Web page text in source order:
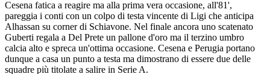
Cesena fatica a reagire ma alla prima vera occasione, all'81',
pareggia i conti con un colpo di testa vincente di Ligi che anticipa
Alhassan su corner di Schiavone. Nel finale ancora uno scatenato
Guberti regala a Del Prete un pallone d'oro ma il terzino umbro
calcia alto e spreca un'ottima occasione. Cesena e Perugia portano
dunque a casa un punto a testa ma dimostrano di essere due delle
squadre più titolate a salire in Serie A.